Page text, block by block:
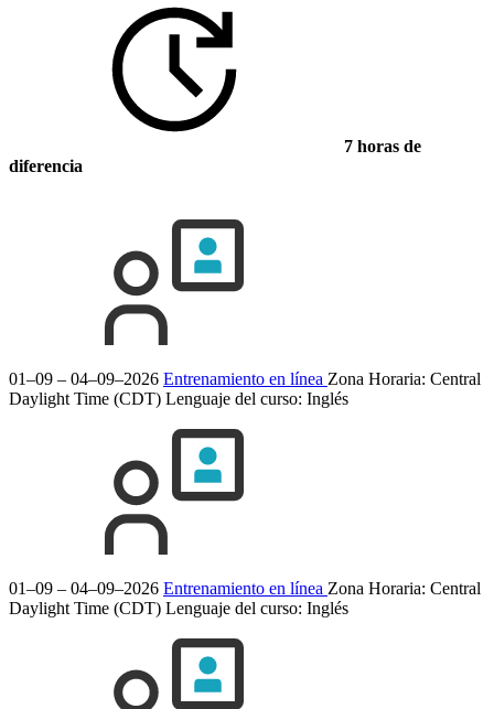
7 horas de
diferencia
01–09 – 04–09–2026 Entrenamiento en línea Zona Horaria: Central
Daylight Time (CDT) Lenguaje del curso: Inglés
01–09 – 04–09–2026 Entrenamiento en línea Zona Horaria: Central
Daylight Time (CDT) Lenguaje del curso: Inglés